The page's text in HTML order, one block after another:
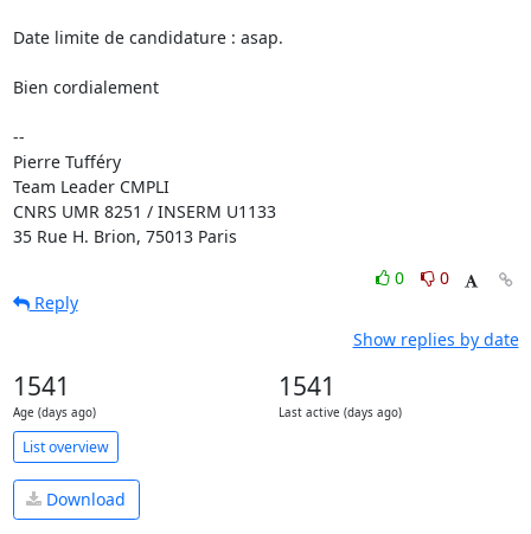
Date limite de candidature : asap.
Bien cordialement
--
Pierre Tufféry
Team Leader CMPLI
CNRS UMR 8251 / INSERM U1133
35 Rue H. Brion, 75013 Paris
0
0
Reply
Show replies by date
1541
Age (days ago)
1541
Last active (days ago)
List overview
Download